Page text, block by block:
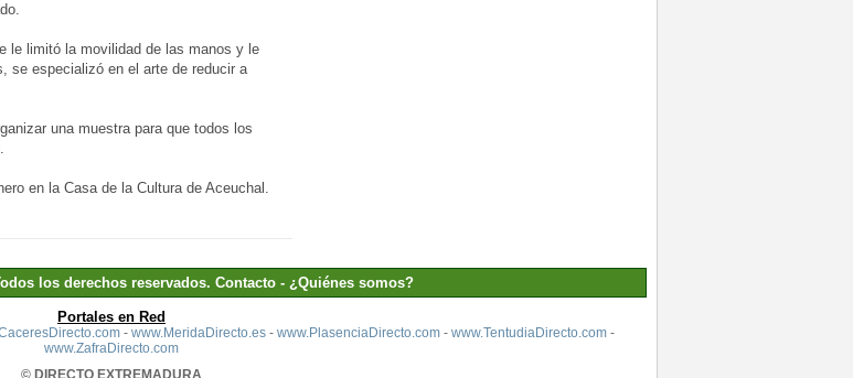
le limitó la movilidad de las manos y le
se especializó en el arte de reducir a
una muestra para que todos los
en la Casa de la Cultura de Aceuchal.
los derechos reservados. Contacto - ¿Quiénes somos?
Portales en Red
- www.MeridaDirecto.es- www.PlasenciaDirecto.com- www.TentudiaDirecto.com-
www.ZafraDirecto.com
© DIRECTO EXTREMADURA